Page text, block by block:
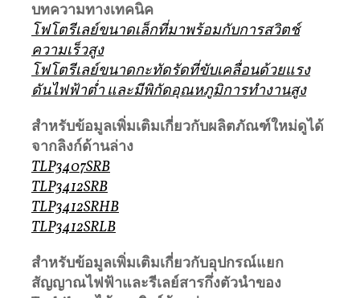
บทความทางเทคนิค
โฟโตรีเลย์ขนาดเล็กที่มาพร้อมกับการสวิตช์
ความเร็วสูง
โฟโตรีเลย์ขนาดกะทัดรัดที่ขับเคลื่อนด้วยแรง
ดันไฟฟ้าต่ำ และมีพิกัดอุณหภูมิการทำงานสูง
สำหรับข้อมูลเพิ่มเติมเกี่ยวกับผลิตภัณฑ์ใหม่ดูได้
จากลิงก์ด้านล่าง
TLP3407SRB
TLP3412SRB
TLP3412SRHB
TLP3412SRLB
สำหรับข้อมูลเพิ่มเติมเกี่ยวกับอุปกรณ์แยก
สัญญาณไฟฟ้าและรีเลย์สารกึ่งตัวนำของ